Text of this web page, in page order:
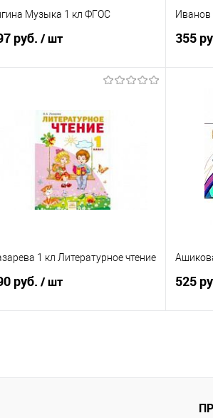
Музыка 1 кл ФГОС
руб. / шт
Купить в 1 клик
К сравнению
В избранное
В наличии
Иванов
355
В
1 кл Литературное чтение
руб. / шт 525